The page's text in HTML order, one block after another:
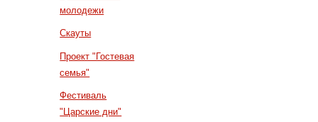
молодежи
Скауты
Проект "Гостевая
семья"
Фестиваль
"Царские дни"